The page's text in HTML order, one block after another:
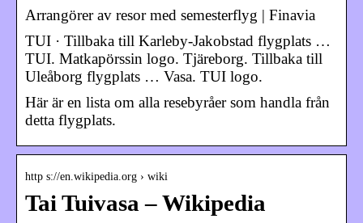
Arrangörer av resor med semesterflyg | Finavia
TUI · Tillbaka till Karleby-Jakobstad flygplats …
TUI. Matkapörssin logo. Tjäreborg. Tillbaka till
Uleåborg flygplats … Vasa. TUI logo.
Här är en lista om alla resebyråer som handla från
detta flygplats.
http s://en.wikipedia.org › wiki
Tai Tuivasa – Wikipedia